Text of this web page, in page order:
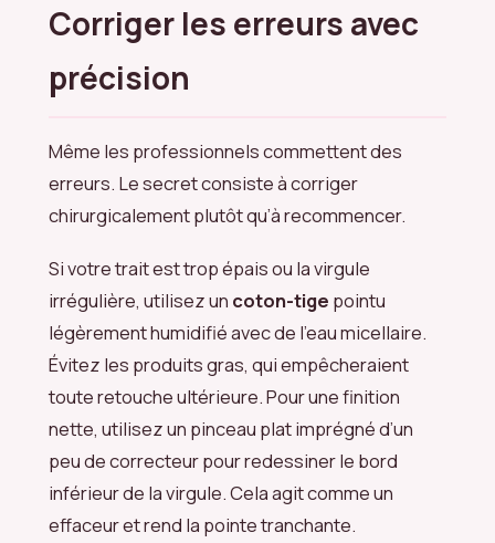
Corriger les erreurs avec
précision
Même les professionnels commettent des
erreurs. Le secret consiste à corriger
chirurgicalement plutôt qu’à recommencer.
Si votre trait est trop épais ou la virgule
irrégulière, utilisez un coton-tige pointu
légèrement humidifié avec de l’eau micellaire.
Évitez les produits gras, qui empêcheraient
toute retouche ultérieure. Pour une finition
nette, utilisez un pinceau plat imprégné d’un
peu de correcteur pour redessiner le bord
inférieur de la virgule. Cela agit comme un
effaceur et rend la pointe tranchante.